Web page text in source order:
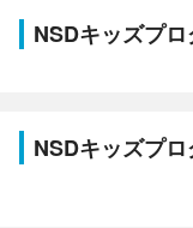
NSDキッズプ
NSDキッズプ